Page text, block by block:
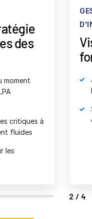
des
moment
critiques à
fluides
les
2/4